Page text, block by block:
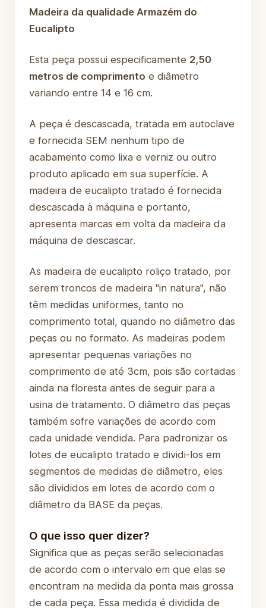
Madeira da qualidade Armazém do
Eucalipto
Esta peça possui especificamente 2,50
metros de comprimento e diâmetro
variando entre 14 e 16 cm.
A peça é descascada, tratada em autoclave
e fornecida SEM nenhum tipo de
acabamento como lixa e verniz ou outro
produto aplicado em sua superfície. A
madeira de eucalipto tratado é fornecida
descascada à máquina e portanto,
apresenta marcas em volta da madeira da
máquina de descascar.
As madeira de eucalipto roliço tratado, por
serem troncos de madeira "in natura", não
têm medidas uniformes, tanto no
comprimento total, quando no diâmetro das
peças ou no formato. As madeiras podem
apresentar pequenas variações no
comprimento de até 3cm, pois são cortadas
ainda na floresta antes de seguir para a
usina de tratamento. O diâmetro das peças
também sofre variações de acordo com
cada unidade vendida. Para padronizar os
lotes de eucalipto tratado e dividi-los em
segmentos de medidas de diâmetro, eles
são divididos em lotes de acordo com o
diâmetro da BASE da peças.
O que isso quer dizer?
Significa que as peças serão selecionadas
de acordo com o intervalo em que elas se
encontram na medida da ponta mais grossa
de cada peça. Essa medida é dividida de